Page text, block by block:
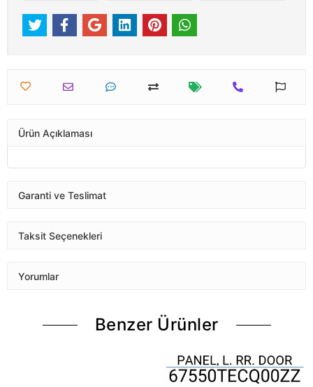
Ürün Açıklaması
Garanti ve Teslimat
Taksit Seçenekleri
Yorumlar
Benzer Ürünler